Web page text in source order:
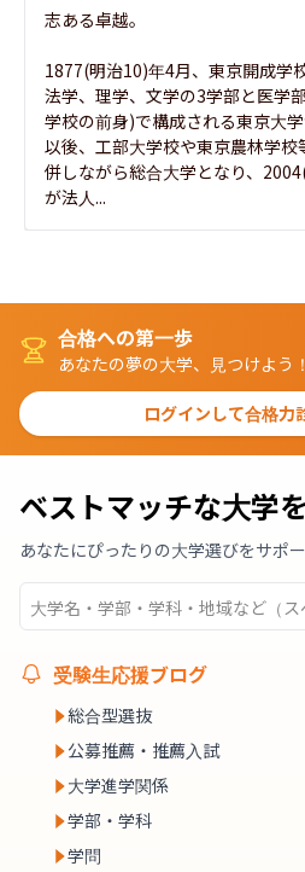
志ある卓越。
1877(明治10)年4月、東京開成学
法学、理学、文学の3学部と医学
学校の前身)で構成される東京大学
以後、工部大学校や東京農林学
併しながら総合大学となり、
が法人...
合格への第一歩
あなたの夢の大学、見つけよう！
ログインして合格力
ベストマッチな大学
あなたにぴったりの大学選びをサポ
受験生応援ブログ
総合型選抜
公募推薦・推薦入試
大学進学関係
学部・学科
学問